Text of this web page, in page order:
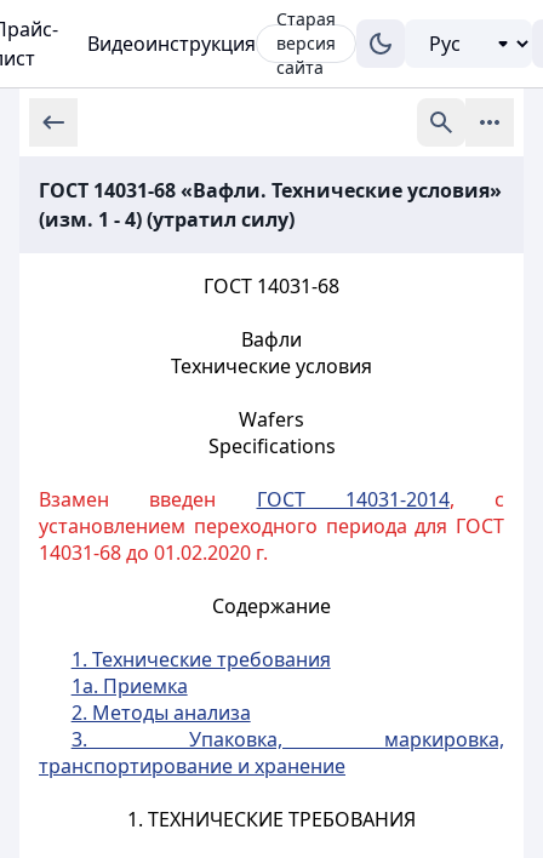
Видеоинструкция
Старая
версия
сайта
ГОСТ 14031-68 «Вафли. Технические условия»
(изм. 1 - 4) (утратил силу)
ГОСТ 14031-68
Вафли
Технические условия
Wafers
Specifications
Взамен введен ГОСТ 14031-2014, с
установлением переходного периода для ГОСТ
14031-68 до 01.02.2020 г.
Содержание
1. Технические требования
1a. Приемка
2. Методы анализа
3. Упаковка, маркировка,
транспортирование и хранение
1. ТЕХНИЧЕСКИЕ ТРЕБОВАНИЯ